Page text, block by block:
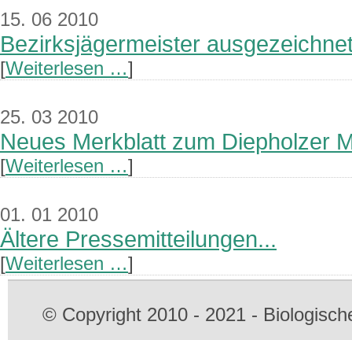
15. 06 2010
Bezirksjägermeister
[Weiterlesen …]
25. 03 2010
Neues Merkblatt zum Diepholzer
[Weiterlesen …]
01. 01 2010
Ältere Pressemitteilungen...
[Weiterlesen …]
© Copyright 2010 - 2021 -